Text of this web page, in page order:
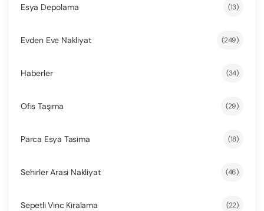
Esya Depolama (13)
Evden Eve Nakliyat (249)
Haberler (34)
Ofis Taşıma (29)
Parca Esya Tasima (18)
Sehirler Arasi Nakliyat (46)
Sepetli Vinc Kiralama (22)